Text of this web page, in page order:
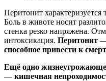
Перитонит
Боль в животе носит
стенка резко напряжена.
интоксикация. Перитонит
способное привести к
Ещё одно
— кишечная